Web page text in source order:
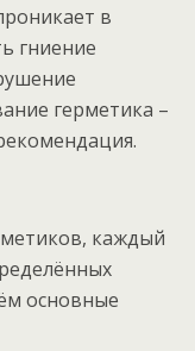
в
гниение
герметика –
каждый
основные